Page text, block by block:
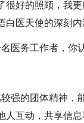
很好的照顾，我
白医天使的深刻
医务工作者，你
强的团体精神，
人互动，共享信